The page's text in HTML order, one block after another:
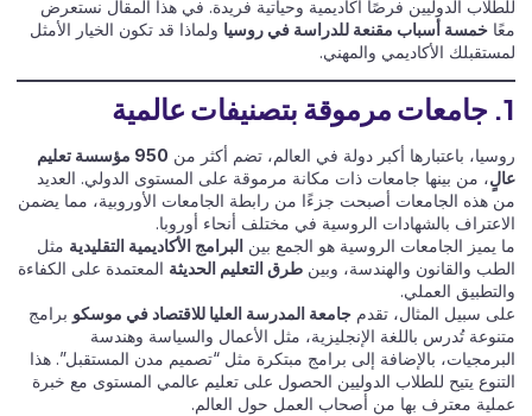
للطلاب الدوليين فرصًا أكاديمية وحياتية فريدة. في هذا المقال نستعرض
معًا خمسة أسباب مقنعة للدراسة في روسيا ولماذا قد تكون الخيار الأمثل
لمستقبلك الأكاديمي والمهني.
1. جامعات مرموقة بتصنيفات عالمية
روسيا، باعتبارها أكبر دولة في العالم، تضم أكثر من
950 مؤسسة تعليم
عالٍ، من بينها جامعات ذات مكانة مرموقة على المستوى الدولي. العديد
من هذه الجامعات أصبحت جزءًا من رابطة الجامعات الأوروبية، مما يضمن
الاعتراف بالشهادات الروسية في مختلف أنحاء أوروبا.
ما يميز الجامعات الروسية هو الجمع بين البرامج الأكاديمية التقليدية مثل
الطب والقانون والهندسة، وبين طرق التعليم الحديثة المعتمدة على الكفاءة
والتطبيق العملي.
على سبيل المثال، تقدم جامعة المدرسة العليا للاقتصاد في موسكو برامج
متنوعة تُدرس باللغة الإنجليزية، مثل الأعمال والسياسة وهندسة
البرمجيات، بالإضافة إلى برامج مبتكرة مثل “تصميم مدن المستقبل”. هذا
التنوع يتيح للطلاب الدوليين الحصول على تعليم عالمي المستوى مع خبرة
عملية معترف بها من أصحاب العمل حول العالم.